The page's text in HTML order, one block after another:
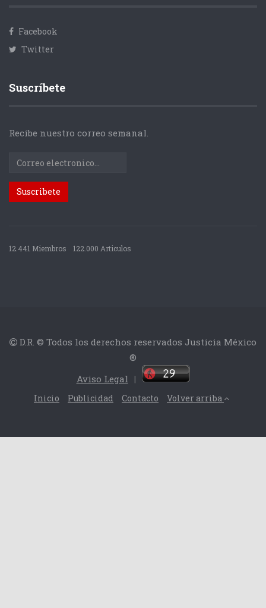
Facebook
Twitter
Suscríbete
Recibe nuestro correo semanal.
12.441 Miembros 122.000 Articulos
D.R. © Todos los derechos reservados Justicia México
®
Aviso Legal |
Inicio Publicidad Contacto Volver arriba